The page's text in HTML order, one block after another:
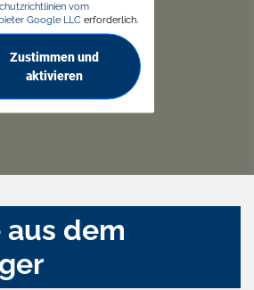
vom
Google LLC erforderlich.
Zustimmen und
aktivieren
dem